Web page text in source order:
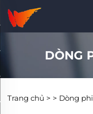
DÒNG
Trang chủ > > Dòng